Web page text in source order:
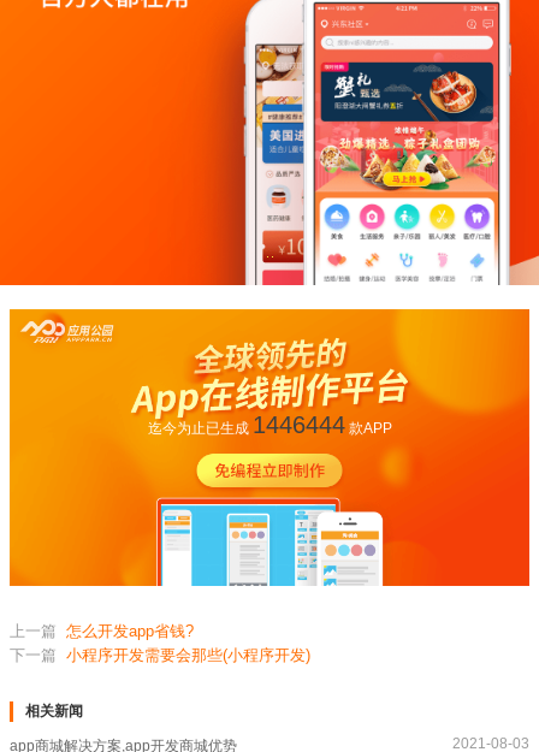
迄今为止已生成 1446444款APP
上一篇 怎么开发app省钱?
下一篇 小程序开发需要会那些(小程序开发)
相关新闻
app商城解决方案,app开发商城优势 2021-08-03